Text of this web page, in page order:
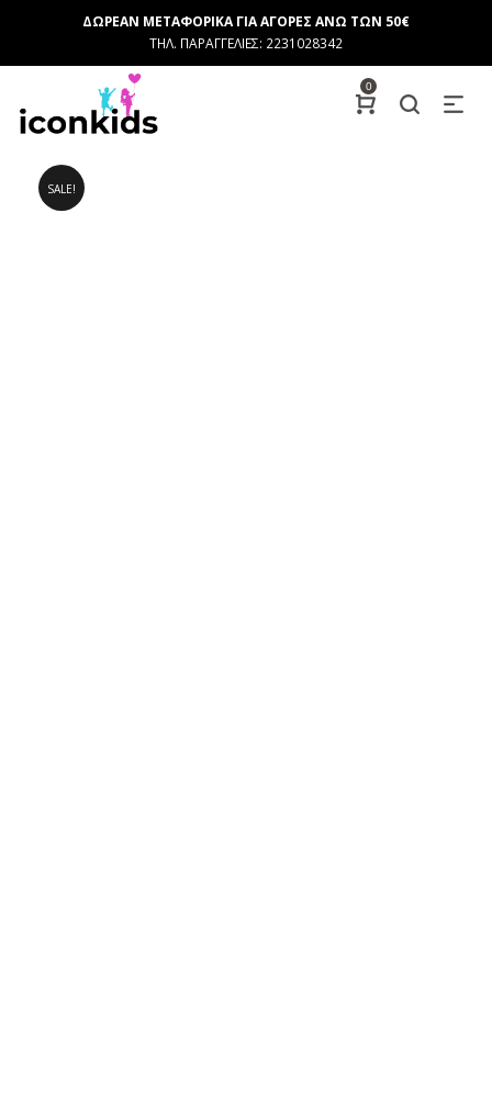
ΔΩΡΕΑΝ ΜΕΤΑΦΟΡΙΚΑ ΓΙΑ ΑΓΟΡΕΣ ΑΝΩ ΤΩΝ 50€
ΤΗΛ. ΠΑΡΑΓΓΕΛΙΕΣ: 2231028342
0
SALE!